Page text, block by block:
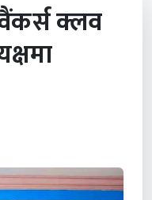
क्लव